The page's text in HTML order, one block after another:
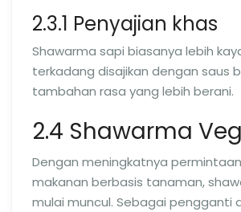
2.3.1 Penyajian khas
Shawarma sapi biasanya lebih
terkadang disajikan dengan saus
tambahan rasa yang lebih berani.
2.4 Shawarma
Dengan meningkatnya
makanan berbasis tanaman,
mulai muncul. Sebagai pengganti